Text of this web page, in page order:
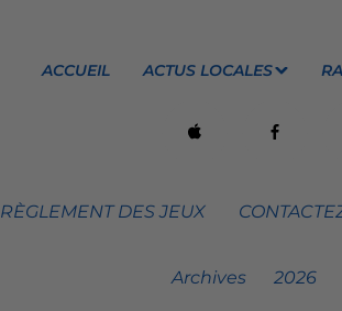
ACCUEIL ACTUS LOCALES
RÈGLEMENT DES JEUX
Archives 2026